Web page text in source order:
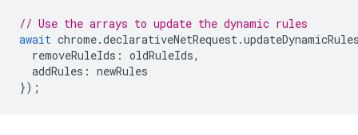
// Use the arrays to update the dynamic rules
await chrome.declarativeNetRequest.
removeRuleIds : oldRuleIds,
addRules : newRules
});